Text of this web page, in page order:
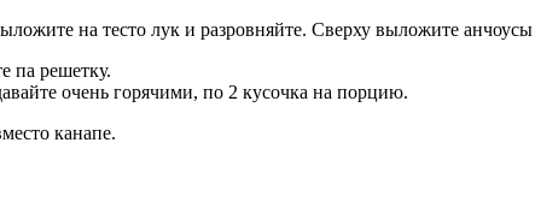
на тесто лук и разровняйте. Сверху выложите
па решетку.
очень горячими, по 2 кусочка на порцию.
канапе.